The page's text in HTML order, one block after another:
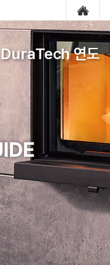
DuraTech 연도